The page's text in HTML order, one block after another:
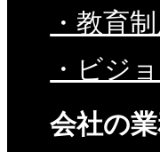
・教育
・ビジ
会社の